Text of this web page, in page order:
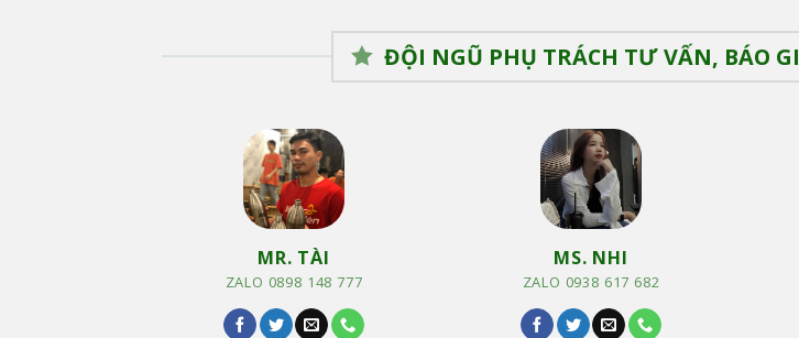
ĐỘI NGŨ PHỤ TRÁCH TƯ VẤN, BÁO
MR. TÀI
ZALO 0898 148 777
MS. NHI
ZALO 0938 617 682